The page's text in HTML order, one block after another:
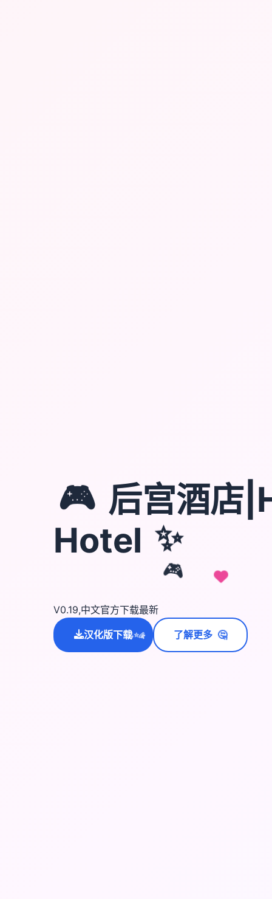
🎮
🎮 后宫酒店
Hotel ✨
V0.19,中文官方下载最新
汉化版下载
✨⭐💫 了解更多 🤔